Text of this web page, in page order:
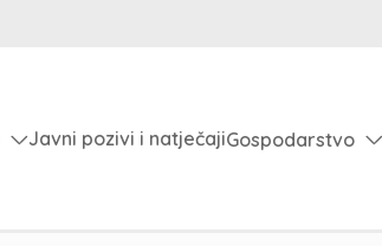
Javni pozivi i natječajiGospodarstvo